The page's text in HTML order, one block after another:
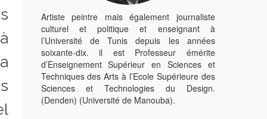
Artiste peintre mais également journaliste
culturel et politique et enseignant à
l’Université de Tunis depuis les années
soixante-dix. il est Professeur émérite
d’Enseignement Supérieur en Sciences et
Techniques des Arts à l’Ecole Supérieure des
Sciences et Technologies du Design.
(Denden) (Université de Manouba).